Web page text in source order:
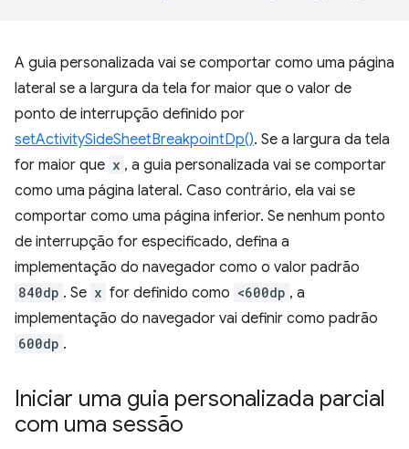
A guia personalizada vai se comportar como uma página
lateral se a largura da tela for maior que o valor de
ponto de interrupção definido por
setActivitySideSheetBreakpointDp(). Se a largura da tela
for maior que x , a guia personalizada vai se comportar
como uma página lateral. Caso contrário, ela vai se
comportar como uma página inferior. Se nenhum ponto
de interrupção for especificado, defina a
implementação do navegador como o valor padrão
840dp . Se x for definido como <600dp , a
implementação do navegador vai definir como padrão
600dp .
Iniciar uma guia personalizada parcial
com uma sessão